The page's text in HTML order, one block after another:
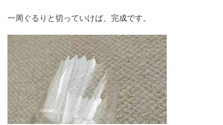
一周ぐるりと切っていけば、完成です。